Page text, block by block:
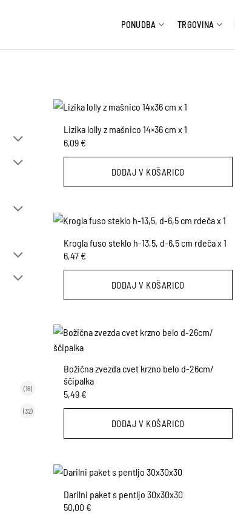
PONUDBA TRGOVINA
(16)
(32)
Lizika lolly z mašnico 14×36 cm x 1
6,09 €
DODAJ V KOŠARICO
Krogla fuso steklo h-13,5, d-6,5 cm rdeča x 1
6,47 €
DODAJ V KOŠARICO
Božična zvezda cvet krzno belo d-26cm/
ščipalka
5,49 €
DODAJ V KOŠARICO
Darilni paket s pentljo 30x30x30
50,00 €